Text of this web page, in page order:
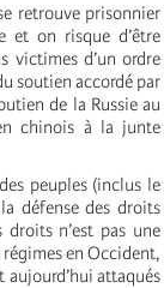
retrouve prisonnier
et on risque d’être
victimes d’un ordre
soutien accordé par
de la Russie au
chinois à la junte
peuples (inclus le
défense des droits
n’est pas une
en Occident,
aujourd’hui attaqués